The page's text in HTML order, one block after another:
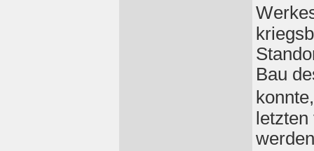
Bau